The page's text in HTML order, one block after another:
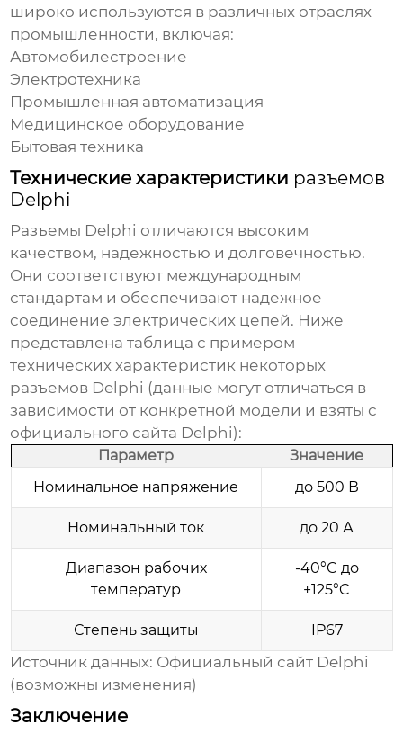
широко используются в различных отраслях
промышленности, включая:
Автомобилестроение
Электротехника
Промышленная автоматизация
Медицинское оборудование
Бытовая техника
Технические характеристики разъемов
Delphi
Разъемы Delphi отличаются высоким
качеством, надежностью и долговечностью.
Они соответствуют международным
стандартам и обеспечивают надежное
соединение электрических цепей. Ниже
представлена таблица с примером
технических характеристик некоторых
разъемов Delphi (данные могут отличаться в
зависимости от конкретной модели и взяты с
официального сайта Delphi):
Параметр
Значение
Номинальное напряжение
до 500 В
Номинальный ток до 20 А
Диапазон рабочих
температур
-40°C до
+125°C
Степень защиты IP67
Источник данных: Официальный сайт Delphi
(возможны изменения)
Заключение